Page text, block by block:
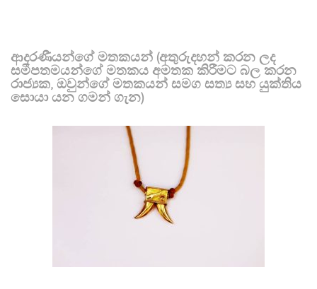
ආදරණීයන්ගේ මතකයන් (අතුරුදහන් කරන ලද
සමීපතමයන්ගේ මතකය අමතක කිරීමට බල කරන
රාජ්‍යක, ඔවුන්ගේ මතකයන් සමග සත්‍ය සහ යුක්තිය
සොයා යන ගමන් ගැන)